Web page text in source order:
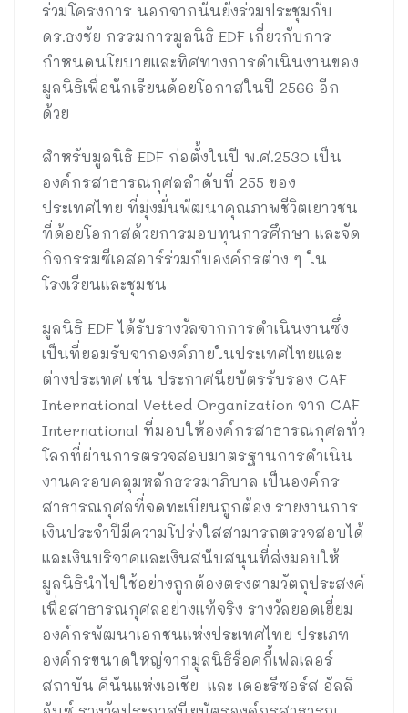
ร่วมโครงการ นอกจากนั้นยังร่วมประชุมกับ
ดร.ธงชัย กรรมการมูลนิธิ EDF เกี่ยวกับการ
กำหนดนโยบายและทิศทางการดำเนินงานของ
มูลนิธิเพื่อนักเรียนด้อยโอกาสในปี 2566 อีก
ด้วย
สำหรับมูลนิธิ EDF ก่อตั้งในปี พ.ศ.2530 เป็น
องค์กรสาธารณกุศลลำดับที่ 255 ของ
ประเทศไทย ที่มุ่งมั่นพัฒนาคุณภาพชีวิตเยาวชน
ที่ด้อยโอกาสด้วยการมอบทุนการศึกษา และจัด
กิจกรรมซีเอสอาร์ร่วมกับองค์กรต่าง ๆ ใน
โรงเรียนและชุมชน
มูลนิธิ EDF ได้รับรางวัลจากการดำเนินงานซึ่ง
เป็นที่ยอมรับจากองค์ภายในประเทศไทยและ
ต่างประเทศ เช่น ประกาศนียบัตรรับรอง CAF
International Vetted Organization จาก CAF
International ที่มอบให้องค์กรสาธารณกุศลทั่ว
โลกที่ผ่านการตรวจสอบมาตรฐานการดำเนิน
งานครอบคลุมหลักธรรมาภิบาล เป็นองค์กร
สาธารณกุศลที่จดทะเบียนถูกต้อง รายงานการ
เงินประจำปีมีความโปร่งใสสามารถตรวจสอบได้
และเงินบริจาคและเงินสนับสนุนที่ส่งมอบให้
มูลนิธินำไปใช้อย่างถูกต้องตรงตามวัตถุประสงค์
เพื่อสาธารณกุศลอย่างแท้จริง รางวัลยอดเยี่ยม
องค์กรพัฒนาเอกชนแห่งประเทศไทย ประเภท
องค์กรขนาดใหญ่จากมูลนิธิร็อคกี้เฟลเลอร์
สถาบัน คีนันแห่งเอเชีย และ เดอะรีซอร์ส อัลลิ